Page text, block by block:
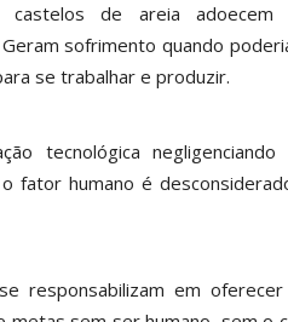
castelos de areia
sofrimento quando
se trabalhar e produzir.
tecnológica
fator humano é
responsabilizam em